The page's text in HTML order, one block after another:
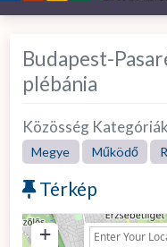
Budapest-
plébánia
Közösség
Megye
Működő
Térkép
+